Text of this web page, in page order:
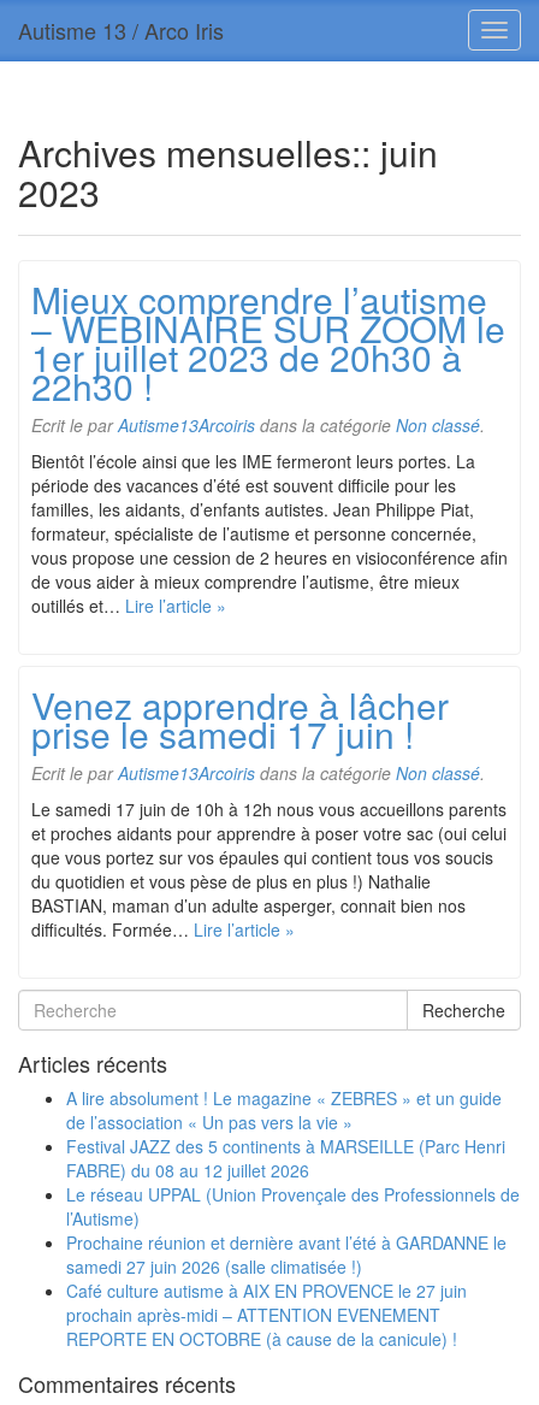
Autisme 13 / Arco Iris
Archives mensuelles:: juin
2023
Mieux comprendre l’autisme
– WEBINAIRE SUR ZOOM le
1er juillet 2023 de 20h30 à
22h30 !
Ecrit le parAutisme13Arcoiris dans la catégorie Non classé.
Bientôt l’école ainsi que les IME fermeront leurs portes. La
période des vacances d’été est souvent difficile pour les
familles, les aidants, d’enfants autistes. Jean Philippe Piat,
formateur, spécialiste de l’autisme et personne concernée,
vous propose une cession de 2 heures en visioconférence afin
de vous aider à mieux comprendre l’autisme, être mieux
outillés et… Lire l’article »
Venez apprendre à lâcher
prise le samedi 17 juin !
Ecrit le parAutisme13Arcoiris dans la catégorie Non classé.
Le samedi 17 juin de 10h à 12h nous vous accueillons parents
et proches aidants pour apprendre à poser votre sac (oui celui
que vous portez sur vos épaules qui contient tous vos soucis
du quotidien et vous pèse de plus en plus !) Nathalie
BASTIAN, maman d’un adulte asperger, connait bien nos
difficultés. Formée… Lire l’article »
Recherche
Articles récents
A lire absolument ! Le magazine « ZEBRES » et un guide
de l’association « Un pas vers la vie »
Festival JAZZ des 5 continents à MARSEILLE (Parc Henri
FABRE) du 08 au 12 juillet 2026
Le réseau UPPAL (Union Provençale des Professionnels de
l’Autisme)
Prochaine réunion et dernière avant l’été à GARDANNE le
samedi 27 juin 2026 (salle climatisée !)
Café culture autisme à AIX EN PROVENCE le 27 juin
prochain après-midi – ATTENTION EVENEMENT
REPORTE EN OCTOBRE (à cause de la canicule) !
Commentaires récents